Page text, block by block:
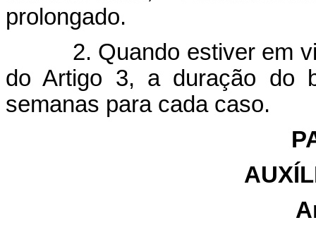
prolongado.
2. Quando estiver em
do Artigo 3, a duração do
semanas para cada caso.